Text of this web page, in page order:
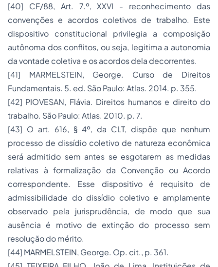
[40] CF/88, Art. 7.º, XXVI - reconhecimento das
convenções e acordos coletivos de trabalho. Este
dispositivo constitucional privilegia a composição
autônoma dos conflitos, ou seja, legitima a autonomia
da vontade coletiva e os acordos dela decorrentes.
[41] MARMELSTEIN, George. Curso de Direitos
Fundamentais. 5. ed. São Paulo: Atlas. 2014. p. 355.
[42] PIOVESAN, Flávia. Direitos humanos e direito do
trabalho. São Paulo: Atlas. 2010. p. 7.
[43] O art. 616, § 4º, da CLT, dispõe que nenhum
processo de dissídio coletivo de natureza econômica
será admitido sem antes se esgotarem as medidas
relativas à formalização da Convenção ou Acordo
correspondente. Esse dispositivo é requisito de
admissibilidade do dissídio coletivo e amplamente
observado pela jurisprudência, de modo que sua
ausência é motivo de extinção do processo sem
resolução do mérito.
[44] MARMELSTEIN, George. Op. cit., p. 361.